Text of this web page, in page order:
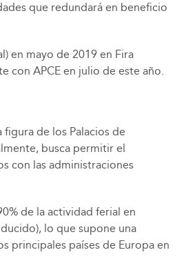
que redundará en beneficio
en mayo de 2019 en Fira
con APCE en julio de este año.
de los Palacios de
busca permitir el
con las administraciones
de la actividad ferial en
lo que supone una
principales países de Europa en